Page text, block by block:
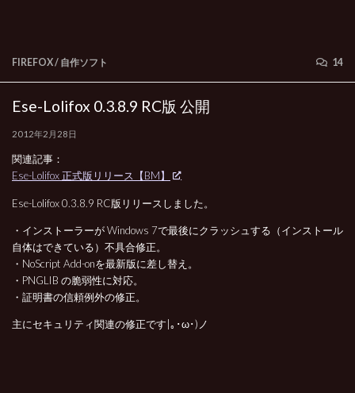
FIREFOX/ 自作ソフト 14
Ese-Lolifox 0.3.8.9 RC版 公開
2012年2月28日
関連記事：
Ese-Lolifox 正式版リリース【BM】
Ese-Lolifox 0.3.8.9 RC版リリースしました。
・インストーラーが Windows 7で最後にクラッシュする（インストール
自体はできている）不具合修正。
・NoScript Add-onを最新版に差し替え。
・PNGLIB の脆弱性に対応。
・証明書の信頼例外の修正。
主にセキュリティ関連の修正です|｡･ω･)ノ